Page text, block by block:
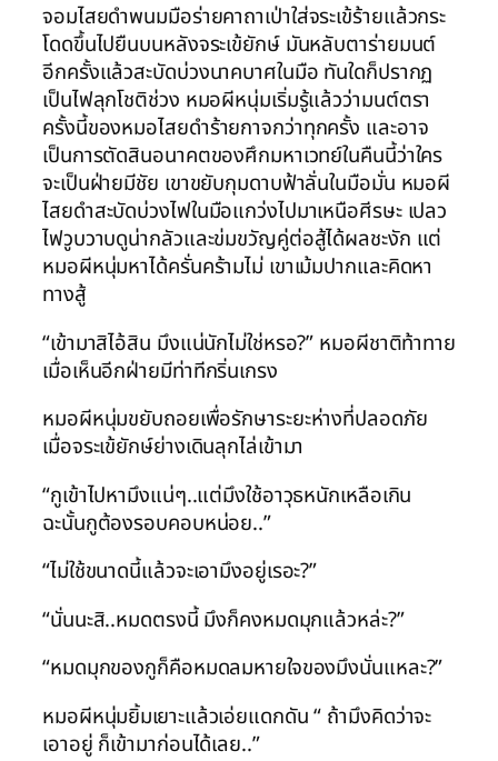
จอมไสยดำพนมมือร่ายคาถาเป่าใส่จระเข้ร้ายแล้วกระ
โดดขึ้นไปยืนบนหลังจระเข้ยักษ์ มันหลับตาร่ายมนต์
อีกครั้งแล้วสะบัดบ่วงนาคบาศในมือ ทันใดก็ปรากฏ
เป็นไฟลุกโชติช่วง หมอผีหนุ่มเริ่มรู้แล้วว่ามนต์ตรา
ครั้งนี้ของหมอไสยดำร้ายกาจกว่าทุกครั้ง และอาจ
เป็นการตัดสินอนาคตของศึกมหาเวทย์ในคืนนี้ว่าใคร
จะเป็นฝ่ายมีชัย เขาขยับกุมดาบฟ้าลั่นในมือมั่น หมอผี
ไสยดำสะบัดบ่วงไฟในมือแกว่งไปมาเหนือศีรษะ เปลว
ไฟวูบวาบดูน่ากลัวและข่มขวัญคู่ต่อสู้ได้ผลชะงัก แต่
หมอผีหนุ่มหาได้ครั่นคร้ามไม่ เขาเม้มปากและคิดหา
ทางสู้
“เข้ามาสิไอ้สิน มึงแน่นักไม่ใช่หรอ?” หมอผีชาติท้าทาย
เมื่อเห็นอีกฝ่ายมีท่าทีกริ่นเกรง
หมอผีหนุ่มขยับถอยเพื่อรักษาระยะห่างที่ปลอดภัย
เมื่อจระเข้ยักษ์ย่างเดินลุกไล่เข้ามา
“กูเข้าไปหามึงแน่ๆ..แต่มึงใช้อาวุธหนักเหลือเกิน
ฉะนั้นกูต้องรอบคอบหน่อย..”
“ไม่ใช้ขนาดนี้แล้วจะเอามึงอยู่เรอะ?”
“นั่นนะสิ..หมดตรงนี้ มึงก็คงหมดมุกแล้วหล่ะ?”
“หมดมุกของกูก็คือหมดลมหายใจของมึงนั่นแหละ?”
หมอผีหนุ่มยิ้มเยาะแล้วเอ่ยแดกดัน “ ถ้ามึงคิดว่าจะ
เอาอยู่ ก็เข้ามาก่อนได้เลย..”